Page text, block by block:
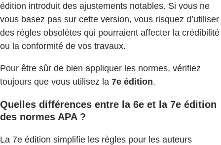
édition introduit des ajustements notables. Si vous ne
vous basez pas sur cette version, vous risquez d’utiliser
des règles obsolètes qui pourraient affecter la crédibilité
ou la conformité de vos travaux.
Pour être sûr de bien appliquer les normes, vérifiez
toujours que vous utilisez la 7e édition.
Quelles différences entre la 6e et la 7e édition
des normes APA ?
La 7e édition simplifie les règles pour les auteurs